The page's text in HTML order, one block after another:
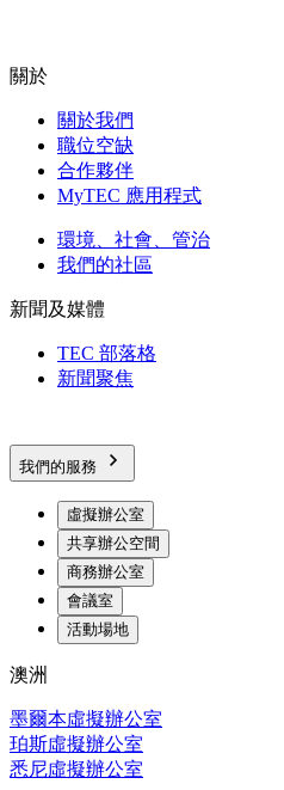
關於
關於我們
職位空缺
合作夥伴
MyTEC 應用程式
環境、社會、管治
我們的社區
新聞及媒體
TEC 部落格
新聞聚焦
我們的服務
虛擬辦公室
共享辦公空間
商務辦公室
會議室
活動場地
澳洲
墨爾本虛擬辦公室
珀斯虛擬辦公室
悉尼虛擬辦公室